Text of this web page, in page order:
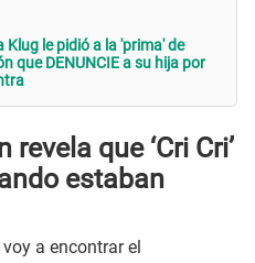
Klug le pidió a la 'prima' de
que DENUNCIE a su hija por
que ‘Cri Cri’
estaban
a encontrar el